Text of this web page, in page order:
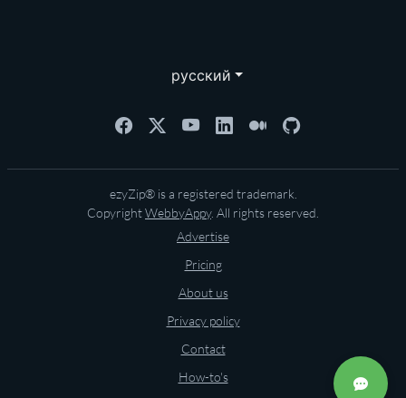
русский
ezyZip® is a registered trademark.
CopyrightWebbyAppy. All rights reserved.
Advertise
Pricing
About us
Privacy policy
Contact
How-to's